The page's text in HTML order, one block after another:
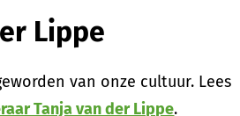
Lippe
van onze cultuur. Lees
Tanja van der Lippe.